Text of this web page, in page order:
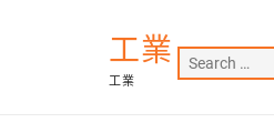
工業
工業